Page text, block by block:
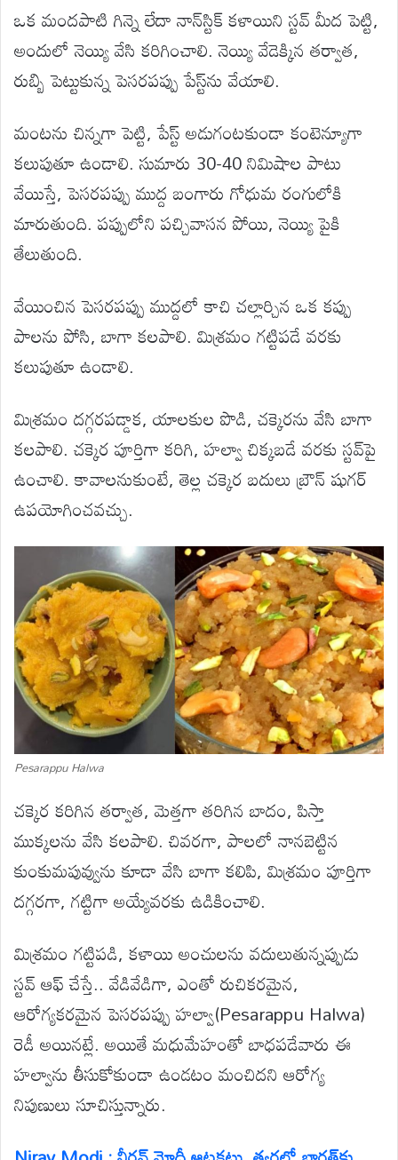
ఒక మందపాటి గిన్నె లేదా నాన్‌స్టిక్ కళాయిని స్టవ్ మీద పెట్టి,
అందులో నెయ్యి వేసి కరిగించాలి. నెయ్యి వేడెక్కిన తర్వాత,
రుబ్బి పెట్టుకున్న పెసరపప్పు పేస్ట్‌ను వేయాలి.
మంటను చిన్నగా పెట్టి, పేస్ట్ అడుగంటకుండా కంటెన్యూగా
కలుపుతూ ఉండాలి. సుమారు 30-40 నిమిషాల పాటు
వేయిస్తే, పెసరపప్పు ముద్ద బంగారు గోధుమ రంగులోకి
మారుతుంది. పప్పులోని పచ్చివాసన పోయి, నెయ్యి పైకి
తేలుతుంది.
వేయించిన పెసరపప్పు ముద్దలో కాచి చల్లార్చిన ఒక కప్పు
పాలను పోసి, బాగా కలపాలి. మిశ్రమం గట్టిపడే వరకు
కలుపుతూ ఉండాలి.
మిశ్రమం దగ్గరపడ్డాక, యాలకుల పొడి, చక్కెరను వేసి బాగా
కలపాలి. చక్కెర పూర్తిగా కరిగి, హల్వా చిక్కబడే వరకు స్టవ్‌పై
ఉంచాలి. కావాలనుకుంటే, తెల్ల చక్కెర బదులు బ్రౌన్ షుగర్
ఉపయోగించవచ్చు.
Pesarappu Halwa
చక్కెర కరిగిన తర్వాత, మెత్తగా తరిగిన బాదం, పిస్తా
ముక్కలను వేసి కలపాలి. చివరగా, పాలలో నానబెట్టిన
కుంకుమపువ్వును కూడా వేసి బాగా కలిపి, మిశ్రమం పూర్తిగా
దగ్గరగా, గట్టిగా అయ్యేవరకు ఉడికించాలి.
మిశ్రమం గట్టిపడి, కళాయి అంచులను వదులుతున్నప్పుడు
స్టవ్ ఆఫ్‌ చేస్తే.. వేడివేడిగా, ఎంతో రుచికరమైన,
ఆరోగ్యకరమైన పెసరపప్పు హల్వా(Pesarappu Halwa)
రెడీ అయినట్లే. అయితే మధుమేహంతో బాధపడేవారు ఈ
హల్వాను తీసుకోకుండా ఉండటం మంచిదని ఆరోగ్య
నిపుణులు సూచిస్తున్నారు.